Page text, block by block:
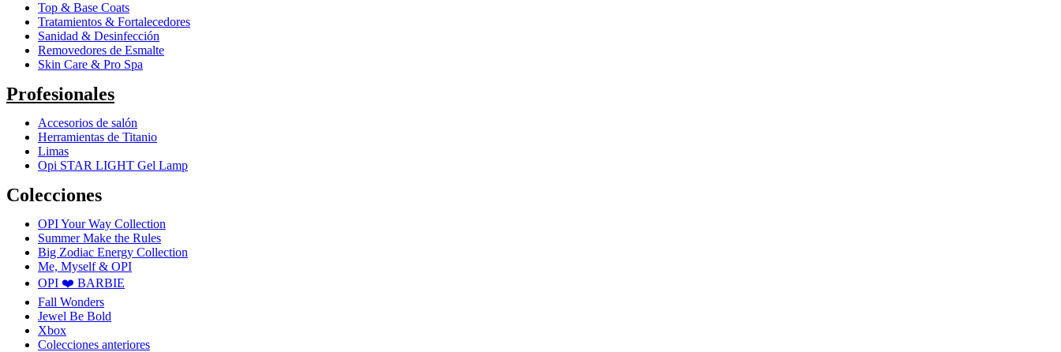
Top & Base Coats
Tratamientos & Fortalecedores
Sanidad & Desinfección
Removedores de Esmalte
Skin Care & Pro Spa
Profesionales
Accesorios de salón
Herramientas de Titanio
Limas
Opi STAR LIGHT Gel Lamp
Colecciones
OPI Your Way Collection
Summer Make the Rules
Big Zodiac Energy Collection
Me, Myself & OPI
OPI ❤️ BARBIE
Fall Wonders
Jewel Be Bold
Xbox
Colecciones anteriores